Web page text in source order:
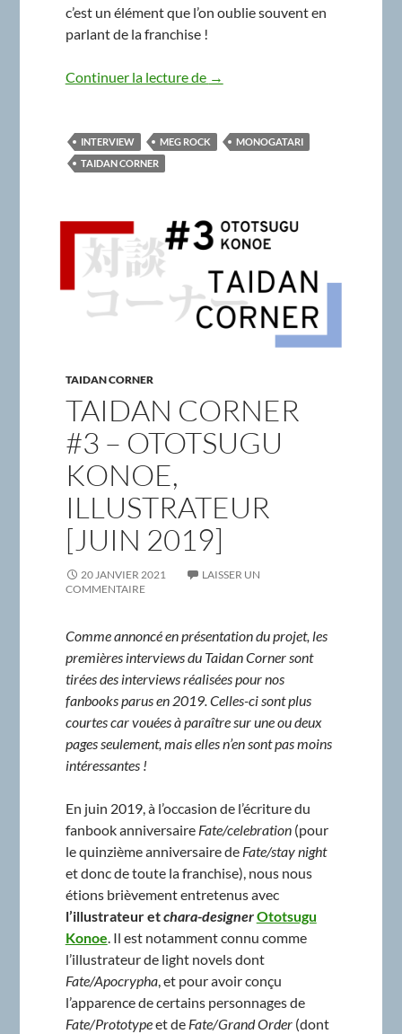
c’est un élément que l’on oublie souvent en
parlant de la franchise !
Continuer la lecture de Taidan Corner #4 – meg
→
INTERVIEW MEG ROCK
MONOGATARI
TAIDAN CORNER
TAIDAN CORNER
TAIDAN CORNER
#3 – OTOTSUGU
KONOE,
ILLUSTRATEUR
[JUIN 2019]
20 JANVIER 2021
LAISSER UN
COMMENTAIRE
Comme annoncé en présentation du projet, les
premières interviews du Taidan Corner sont
tirées des interviews réalisées pour nos
fanbooks parus en 2019. Celles-ci sont plus
courtes car vouées à paraître sur une ou deux
pages seulement, mais elles n’en sont pas moins
intéressantes !
En juin 2019, à l’occasion de l’écriture du
fanbook anniversaire Fate/celebration (pour
le quinzième anniversaire de Fate/stay night
et donc de toute la franchise), nous nous
étions brièvement entretenus avec
l’illustrateur etchara-designerOtotsugu
Konoe. Il est notamment connu comme
l’illustrateur de light novels dont
Fate/Apocrypha, et pour avoir conçu
l’apparence de certains personnages de
Fate/Prototypeet de Fate/Grand Order(dont